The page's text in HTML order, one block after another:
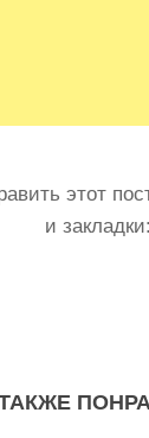
этот
и закладки: